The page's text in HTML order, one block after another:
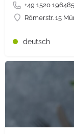
+49 1520
Römerstr. 15
deutsch